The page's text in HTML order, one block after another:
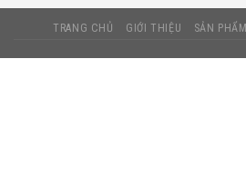
TRANG CHỦ GIỚI THIỆU SẢN PHẨM